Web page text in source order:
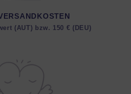
(AUT) bzw. 150 € (DEU)